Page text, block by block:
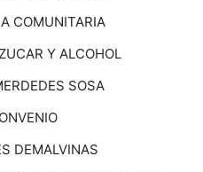
COMUNITARIA
Y ALCOHOL
SOSA
DEMALVINAS